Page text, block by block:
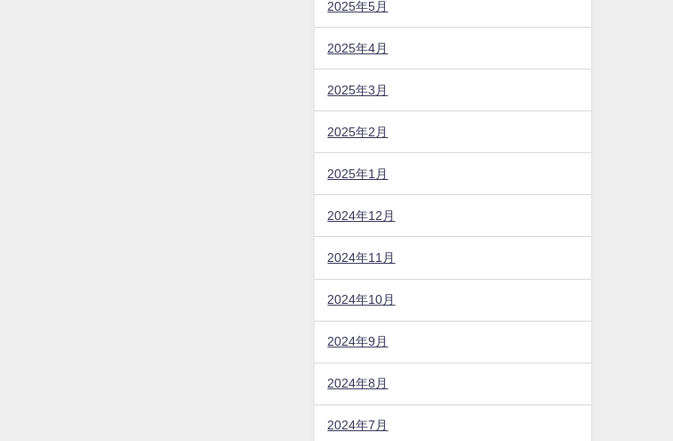
2025年5月
2025年4月
2025年3月
2025年2月
2025年1月
2024年12月
2024年11月
2024年10月
2024年9月
2024年8月
2024年7月